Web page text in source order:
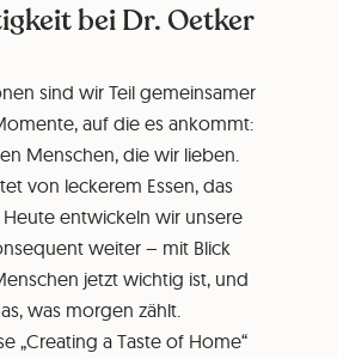
bei Dr. Oetker
sind wir Teil gemeinsamer
auf die es ankommt:
Menschen, die wir lieben.
von leckerem Essen, das
entwickeln wir unsere
weiter – mit Blick
jetzt wichtig ist, und
was morgen zählt.
„Creating a Taste of Home“